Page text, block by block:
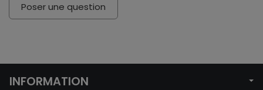
Poser une question
INFORMATION